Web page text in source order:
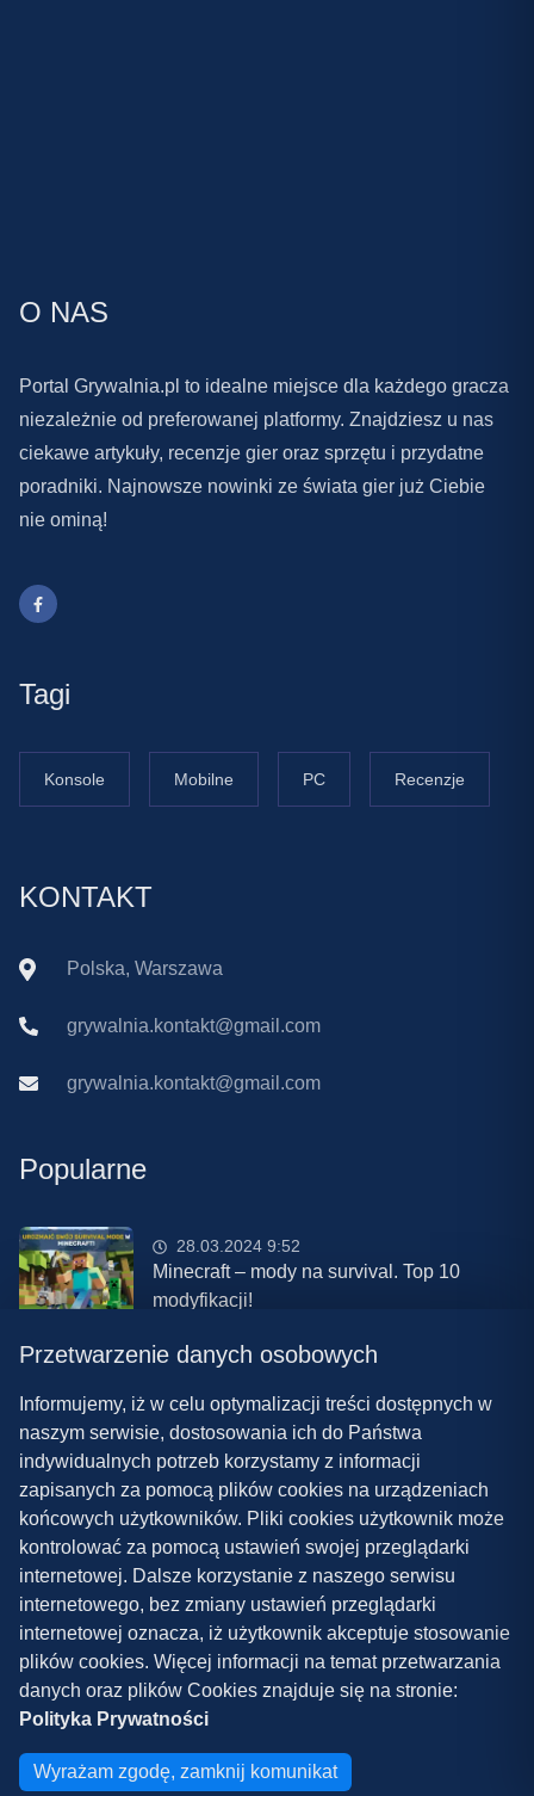
O NAS
Portal Grywalnia.pl to idealne miejsce dla każdego gracza
niezależnie od preferowanej platformy. Znajdziesz u nas
ciekawe artykuły, recenzje gier oraz sprzętu i przydatne
poradniki. Najnowsze nowinki ze świata gier już Ciebie
nie ominą!
Tagi
Konsole Mobilne PC Recenzje
KONTAKT
Polska, Warszawa
grywalnia.kontakt@gmail.com
grywalnia.kontakt@gmail.com
Popularne
28.03.2024 9:52
Minecraft – mody na survival. Top 10
modyfikacji!
08.03.2024 13:28
Najlepsze mody do ETS 2 w 2024 roku –
nowa paczka!
Polityka prywatności
Współpraca
Kontakt
Przetwarzenie danych osobowych
Informujemy, iż w celu optymalizacji treści dostępnych w
naszym serwisie, dostosowania ich do Państwa
indywidualnych potrzeb korzystamy z informacji
zapisanych za pomocą plików cookies na urządzeniach
końcowych użytkowników. Pliki cookies użytkownik może
kontrolować za pomocą ustawień swojej przeglądarki
internetowej. Dalsze korzystanie z naszego serwisu
internetowego, bez zmiany ustawień przeglądarki
internetowej oznacza, iż użytkownik akceptuje stosowanie
plików cookies. Więcej informacji na temat przetwarzania
danych oraz plików Cookies znajduje się na stronie:
Polityka Prywatności
Wyrażam zgodę, zamknij komunikat